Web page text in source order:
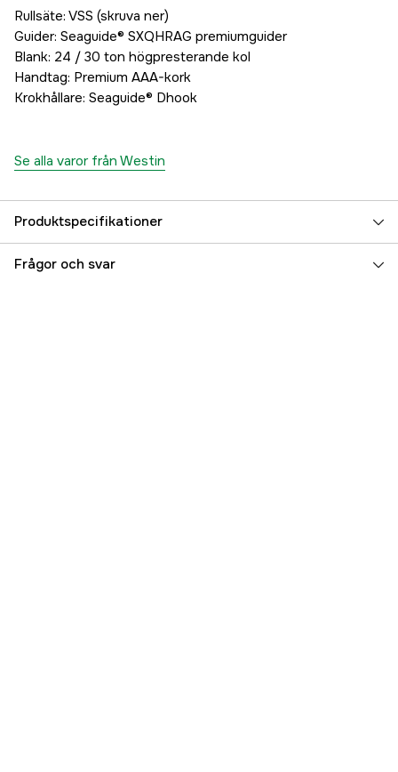
Rullsäte: VSS (skruva ner)
Guider: Seaguide® SXQHRAG premiumguider
Blank: 24 / 30 ton högpresterande kol
Handtag: Premium AAA-kork
Krokhållare: Seaguide® Dhook
Se alla varor från Westin
Produktspecifikationer
Vikt (g) 156 g
Frågor och svar